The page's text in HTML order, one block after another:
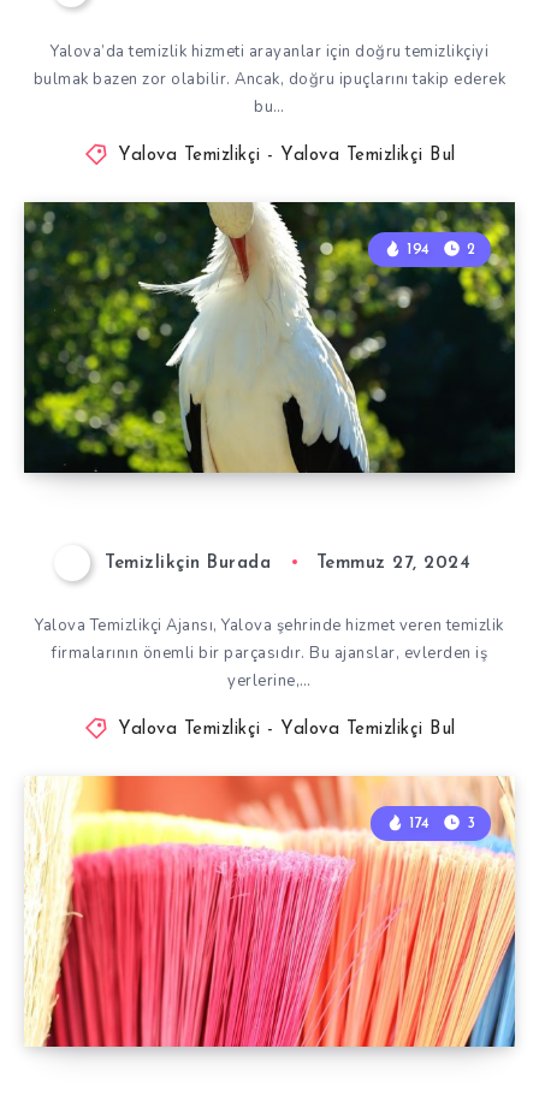
Yalova’da temizlik hizmeti arayanlar için doğru temizlikçiyi
bulmak bazen zor olabilir. Ancak, doğru ipuçlarını takip ederek
bu…
Yalova Temizlikçi - Yalova Temizlikçi Bul
194 2
Temizlikçin Burada Temmuz 27, 2024
Yalova Temizlikçi Ajansı, Yalova şehrinde hizmet veren temizlik
firmalarının önemli bir parçasıdır. Bu ajanslar, evlerden iş
yerlerine,…
Yalova Temizlikçi - Yalova Temizlikçi Bul
174 3